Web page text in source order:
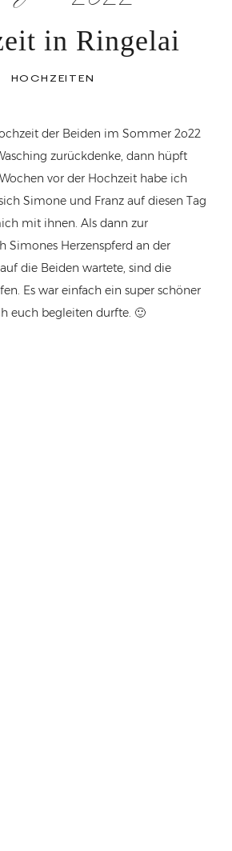
in Ringelai
HOCHZEITEN
der Beiden im Sommer 2o22
zurückdenke, dann hüpft
vor der Hochzeit habe ich
Simone und Franz auf diesen Tag
mit ihnen. Als dann zur
Simones Herzenspferd an der
die Beiden wartete, sind die
Es war einfach ein super schöner
euch begleiten durfte. 🙂